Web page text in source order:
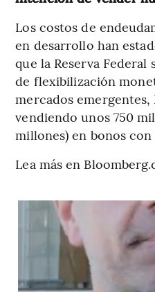
Los costos de
en desarrollo han
que la Reserva Federal
de flexibilización
mercados emergentes,
vendiendo unos 750
millones) en bonos
Lea más en